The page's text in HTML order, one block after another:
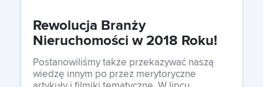
Rewolucja Branży
Nieruchomości w 2018 Roku!
Postanowiliśmy także przekazywać naszą
wiedzę innym po przez merytoryczne